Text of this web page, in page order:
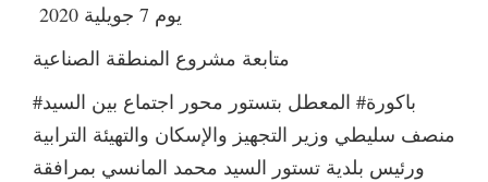
يوم 7 جويلية 2020
متابعة مشروع المنطقة الصناعية
#باكورة# المعطل بتستور محور اجتماع بين السيد
منصف سليطي وزير التجهيز والإسكان والتهيئة الترابية
ورئيس بلدية تستور السيد محمد المانسي بمرافقة